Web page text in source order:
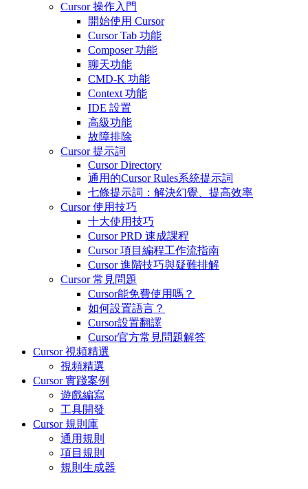
Cursor 操作入門
開始使用 Cursor
Cursor Tab 功能
Composer 功能
聊天功能
CMD-K 功能
Context 功能
IDE 設置
高級功能
故障排除
Cursor 提示詞
Cursor Directory
通用的Cursor Rules系統提示詞
七條提示詞：解決幻覺、提高效率
Cursor 使用技巧
十大使用技巧
Cursor PRD 速成課程
Cursor 項目編程工作流指南
Cursor 進階技巧與疑難排解
Cursor 常見問題
Cursor能免費使用嗎？
如何設置語言？
Cursor設置翻譯
Cursor官方常見問題解答
Cursor 視頻精選
視頻精選
Cursor 實踐案例
遊戲編寫
工具開發
Cursor 規則庫
通用規則
項目規則
規則生成器